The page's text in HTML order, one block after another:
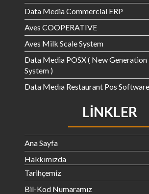
Data Media Commercial ERP
Aves COOPERATIVE
Aves Milk Scale System
Data Media POSX ( New Generation
System )
Data Medıa Restaurant Pos Software
LINKLER
Ana Sayfa
Hakkımızda
Tarihçemiz
Bil-Kod Numaramız